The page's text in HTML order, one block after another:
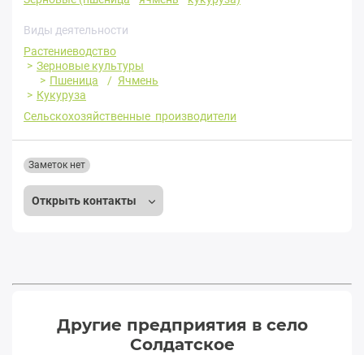
Виды деятельности
Растениеводство
Зерновые культуры
Пшеница
Ячмень
Кукуруза
Сельскохозяйственные производители
Открыть контакты
Заметок нет
Другие предприятия в село
Солдатское